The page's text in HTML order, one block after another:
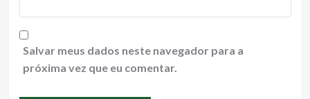
Salvar meus dados neste navegador para a
próxima vez que eu comentar.